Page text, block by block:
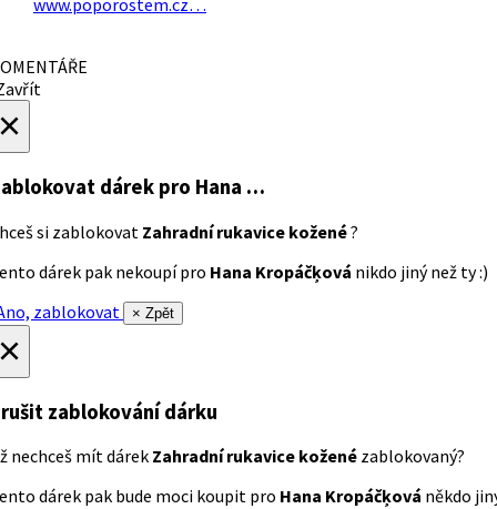
www.poporostem.cz…
dárek pro Hana …
si zablokovat Zahradní rukavice kožené?
dárek pak nekoupí pro Hana Kropáčķová nikdo jiný než ty :)
zablokovat
× Zpět
zablokování dárku
nechceš mít dárek Zahradní rukavice kožené zablokovaný?
dárek pak bude moci koupit pro Hana Kropáčķová někdo